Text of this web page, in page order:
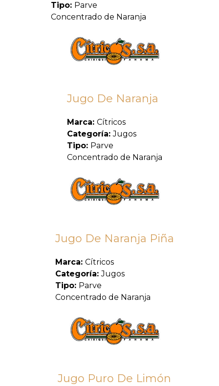
Tipo: Parve
Concentrado de Naranja
Jugo De Naranja
Marca: Cítricos
Categoría:Jugos
Tipo: Parve
Concentrado de Naranja
Jugo De Naranja Piña
Marca: Cítricos
Categoría:Jugos
Tipo: Parve
Concentrado de Naranja
Jugo Puro De Limón